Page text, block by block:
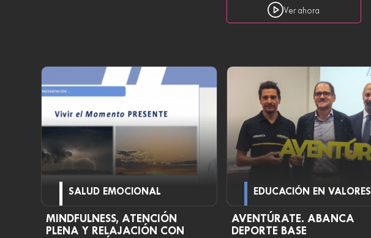
Ver ahora
SALUD EMOCIONAL
MINDFULNESS, ATENCIÓN
PLENA Y RELAJACIÓN CON
EDUCACIÓN EN VALORES
AVENTÚRATE. ABANCA
DEPORTE BASE